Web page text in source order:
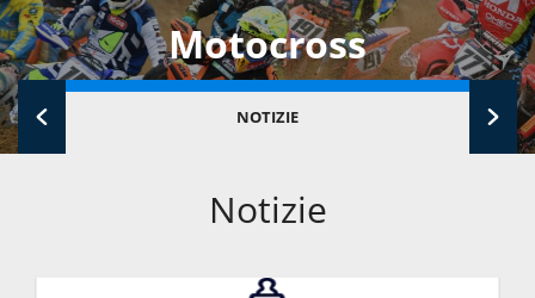
Motocross
NOTIZIE
Notizie